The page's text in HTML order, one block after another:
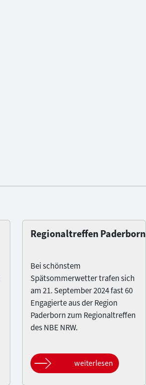
Regionaltreffen Paderborn
Bei schönstem
Spätsommerwetter trafen sich
am 21. September 2024 fast 60
Engagierte aus der Region
Paderborn zum Regionaltreffen
des NBE NRW.
weiterlesen